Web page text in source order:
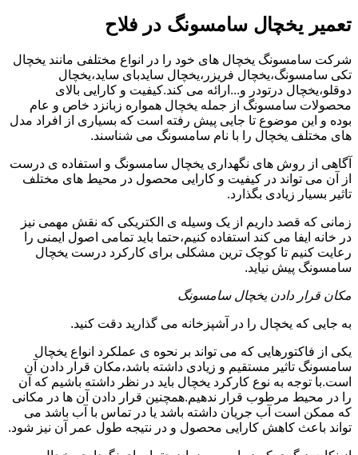
تعمیر یخچال سامسونگ در فلاح
شرکت سامسونگ یخچال های خود را در انواع مختلفی مانند یخچال
تکی سامسونگ،یخچال فریزر،یخچال سایدبای ساید،یخچال
دوقلو،یخچال درتودر و...ارائه می کند.کیفیت و کارایی بالای
محصولات سامسونگ از جمله یخچال همواره زبانزد خاص و عام
بوده و این موضوع تا جایی پیش رفته است که بسیاری از افراد مدل
های مختلف یخچال را با نام سامسونگ می شناسند.
آگاهی از روش های نگهداری یخچال سامسونگ و استفاده ی درست
از آن می تواند در کیفیت و کارایی محصول در محیط های مختلف
تاثیر بسیار زیادی بگذارد.
زمانی که قصد داریم از یک وسیله ی الکتریکی که نقش مهمی نیز
در خانه ایفا می کند استفاده کنیم،حتما باید تمامی اصول ایمنی را
رعایت کنیم تا کوچک ترین مشکلی برای کارکرد درست یخچال
سامسونگ پیش نیاید.
مکان قرار دادن یخچال سامسونگ
به جایی که یخچال را در آشپزخانه می گذارید دقت کنید.
یکی از فاکتورهایی که می تواند بر نحوه ی عملکرد انواع یخچال
سامسونگ تاثیر مستقیم و زیادی داشته باشد،مکان قرار دادن آن
است.با توجه به نوع کارکرد یخچال باید در نظر داشته باشیم که آن
را در محیط مرطوب قرار ندهیم.همچنین قرار دادن آن ها در مکانی
که ممکن است آب جریان داشته باشد یا در تماس با آب باشد می
تواند باعث کاهش کارایی محصول و در نتیجه طول عمر آن نیز شود.